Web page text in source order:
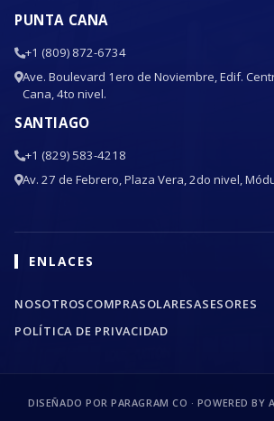
PUNTA CANA
+1 (809) 872-6734
Ave. Boulevard 1ero de Noviembre, Edif.
Cana, 4to nivel.
SANTIAGO
+1 (829) 583-4218
Av. 27 de Febrero, Plaza Vera, 2do nivel,
ENLACES
NOSOTROSCOMPRASOLARESASESORES
POLÍTICA DE PRIVACIDAD
DISEÑADO POR PARAGRAM CO · POWERED BY